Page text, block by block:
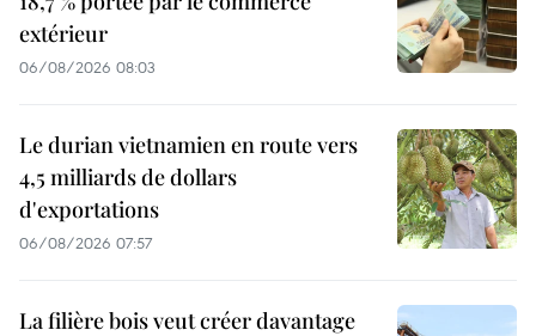
extérieur
06/08/2026 08:03
Le durian vietnamien en route vers
4,5 milliards de dollars
d'exportations
06/08/2026 07:57
La filière bois veut créer davantage